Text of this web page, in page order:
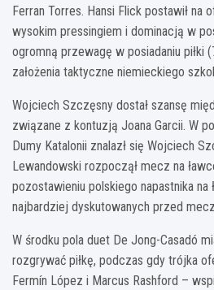
Ferran Torres. Hansi Flick postawił na
wysokim pressingiem i dominacją w
ogromną przewagę w posiadaniu piłki
założenia taktyczne niemieckiego
Wojciech Szczęsny dostał szansę
związane z kontuzją Joana Garcii. W
Dumy Katalonii znalazł się Wojciech
Lewandowski rozpoczął mecz na
pozostawieniu polskiego napastnika na
najbardziej dyskutowanych przed
W środku pola duet De Jong-Casadó
rozgrywać piłkę, podczas gdy trójka
Fermín López i Marcus Rashford –